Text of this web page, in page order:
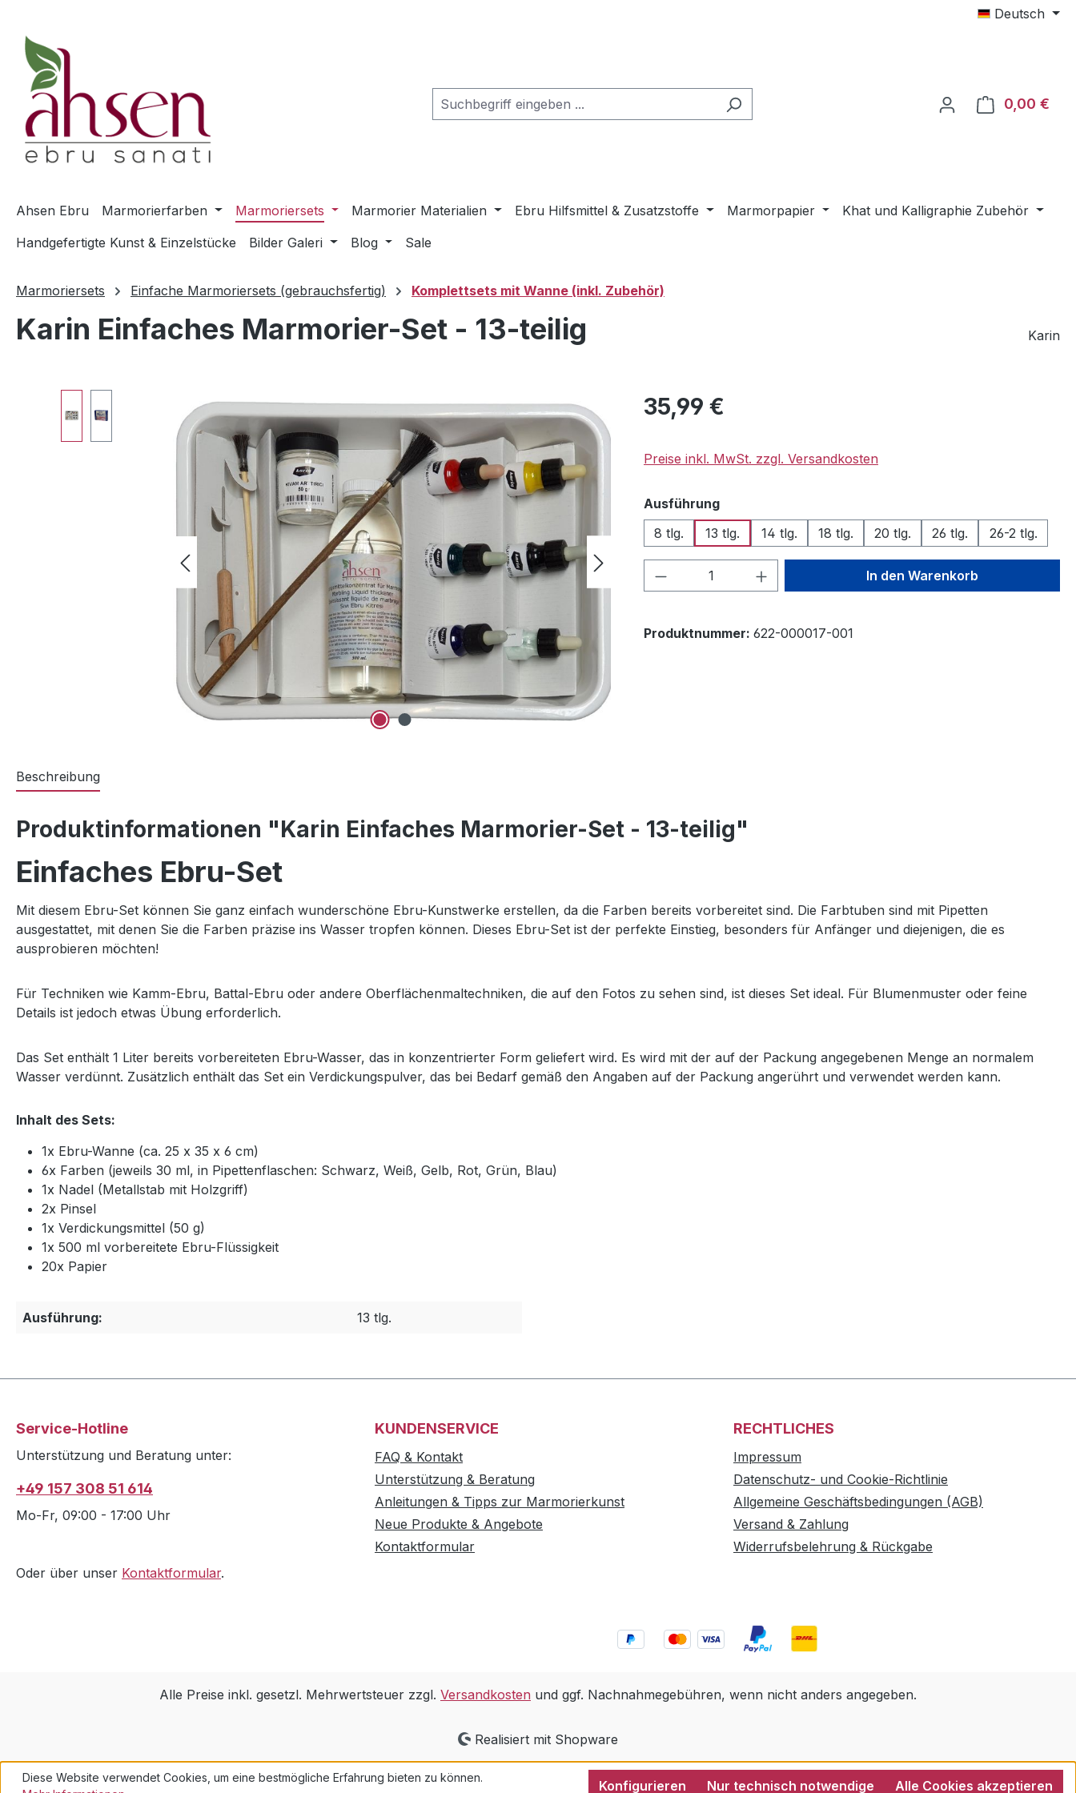
Deutsch
0,00 €
Ahsen Ebru Marmorierfarben Marmoriersets Marmorier Materialien Ebru Hilfsmittel & Zusatzstoffe Marmorpapier
Khat und Kalligraphie Zubehör
Handgefertigte Kunst & Einzelstücke
Bilder Galeri Blog Sale
Marmoriersets Einfache Marmoriersets (gebrauchsfertig) Komplettsets mit Wanne (inkl. Zubehör)
Karin Einfaches Marmorier-Set - 13-teilig Karin
Regulärer Preis:
35,99 €
Preise inkl. MwSt. zzgl. Versandkosten
Ausführungauswählen
8 tlg.
13 tlg. 14 tlg. 18 tlg. 20 tlg. 26 tlg. 26-2 tlg.
Produkt Anzahl: Gib den gewünschten Wert
In den Warenkorb
Produktnummer: 622-000017-001
Beschreibung
Produktinformationen "Karin Einfaches Marmorier-Set - 13-teilig"
Einfaches Ebru-Set
Mit diesem Ebru-Set können Sie ganz einfach wunderschöne Ebru-Kunstwerke erstellen, da die Farben bereits vorbereitet sind. Die Farbtuben sind mit Pipetten
ausgestattet, mit denen Sie die Farben präzise ins Wasser tropfen können. Dieses Ebru-Set ist der perfekte Einstieg, besonders für Anfänger und diejenigen, die es
ausprobieren möchten!
Für Techniken wie Kamm-Ebru, Battal-Ebru oder andere Oberflächenmaltechniken, die auf den Fotos zu sehen sind, ist dieses Set ideal. Für Blumenmuster oder feine
Details ist jedoch etwas Übung erforderlich.
Das Set enthält 1 Liter bereits vorbereiteten Ebru-Wasser, das in konzentrierter Form geliefert wird. Es wird mit der auf der Packung angegebenen Menge an normalem
Wasser verdünnt. Zusätzlich enthält das Set ein Verdickungspulver, das bei Bedarf gemäß den Angaben auf der Packung angerührt und verwendet werden kann.
Inhalt des Sets:
1x Ebru-Wanne (ca. 25 x 35 x 6 cm)
6x Farben (jeweils 30 ml, in Pipettenflaschen: Schwarz, Weiß, Gelb, Rot, Grün, Blau)
1x Nadel (Metallstab mit Holzgriff)
2x Pinsel
1x Verdickungsmittel (50 g)
1x 500 ml vorbereitete Ebru-Flüssigkeit
20x Papier
Ausführung: 13 tlg.
Service-Hotline
Unterstützung und Beratung unter:
+49 157 308 51 614
Mo-Fr, 09:00 - 17:00 Uhr
Oder über unser Kontaktformular.
KUNDENSERVICE
FAQ & Kontakt
Unterstützung & Beratung
Anleitungen & Tipps zur Marmorierkunst
Neue Produkte & Angebote
Kontaktformular
RECHTLICHES
Impressum
Datenschutz- und Cookie-Richtlinie
Allgemeine Geschäftsbedingungen (AGB)
Versand & Zahlung
Widerrufsbelehrung & Rückgabe
Alle Preise inkl. gesetzl. Mehrwertsteuer zzgl. Versandkosten und ggf. Nachnahmegebühren, wenn nicht anders angegeben.
Realisiert mit Shopware
Diese Website verwendet Cookies, um eine bestmögliche Erfahrung bieten zu können.
Nur technisch notwendige
Konfigurieren Alle Cookies akzeptieren